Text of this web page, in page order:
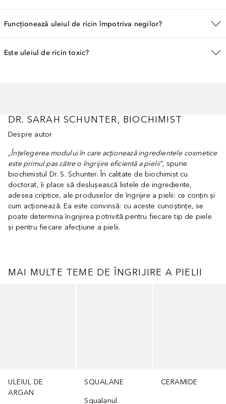
Funcționează uleiul de ricin împotriva negilor?
Este uleiul de ricin toxic?
DR. SARAH SCHUNTER, BIOCHIMIST
Despre autor
„Înțelegerea modului în care acționează ingredientele cosmetice
este primul pas către o îngrijire eficientă a pielii”, spune
biochimistul Dr. S. Schunter. În calitate de biochimist cu
doctorat, îi place să deslușească listele de ingrediente,
adesea criptice, ale produselor de îngrijire a pielii: ce conțin și
cum acționează. Ea este convinsă: cu aceste cunoștințe, se
poate determina îngrijirea potrivită pentru fiecare tip de piele
și pentru fiecare afecțiune a pielii.
MAI MULTE TEME DE ÎNGRIJIRE A PIELII
ULEIUL DE
ARGAN
SQUALANE
Squalanul
CERAMIDE